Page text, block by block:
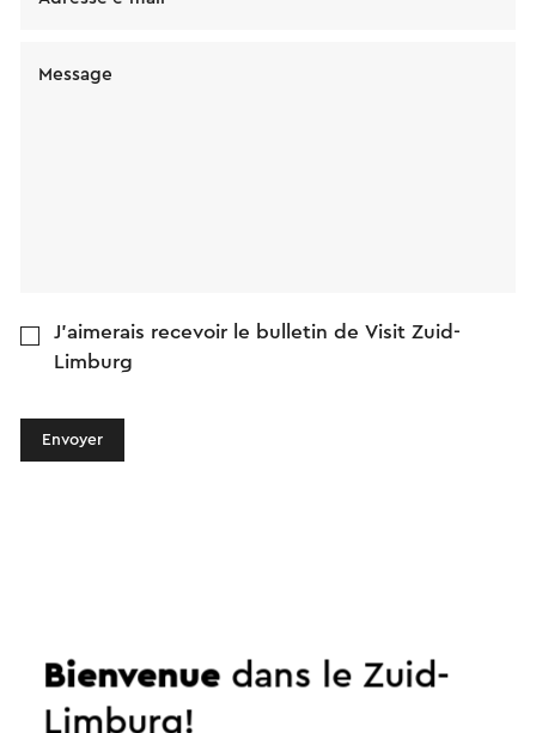
Message
J'aimerais recevoir le bulletin de Visit Zuid-
Limburg
Envoyer
Scooterverhuur
Bienvenuedans le Zuid-
Limburg!